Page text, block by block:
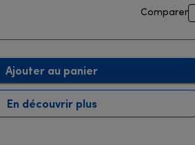
Comparer
Ajouter au panier
En découvrir plus